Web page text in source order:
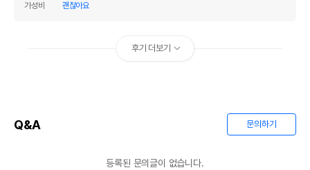
가성비
괜찮아요
후기 더보기
Q&A 문의하기
등록된 문의글이 없습니다.